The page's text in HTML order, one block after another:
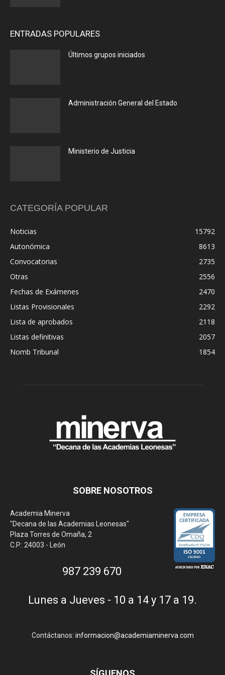
ENTRADAS POPULARES
Últimos grupos iniciados
Administración General del Estado
Ministerio de Justicia
CATEGORÍA POPULAR
Noticias
15792
Autonómica
8613
Convocatorias
2735
Otras
2556
Fechas de Exámenes
2470
Listas Provisionales
2292
Lista de aprobados
2118
Listas definitivas
2057
Nomb Tribunal
1854
SOBRE NOSOTROS
Academia Minerva
"Decana de las Academias Leonesas"
Plaza Torres de Omaña, 2
C.P.: 24003 - León
987 239 670
Lunes a Jueves - 10 a 14 y 17 a 19.
Contáctanos: informacion@academiaminerva.com